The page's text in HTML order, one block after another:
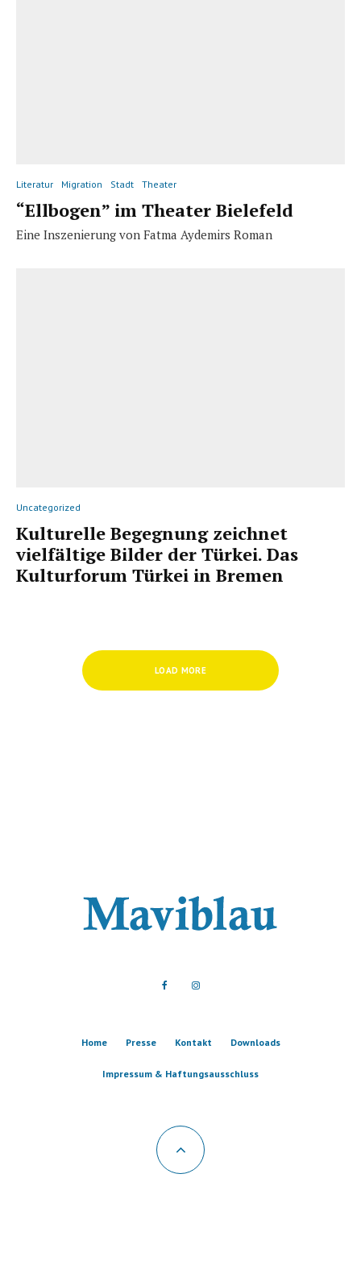
Literatur Migration Stadt Theater
“Ellbogen” im Theater Bielefeld
Eine Inszenierung von Fatma Aydemirs Roman
Uncategorized
Kulturelle Begegnung zeichnet
vielfältige Bilder der Türkei. Das
Kulturforum Türkei in Bremen
LOAD MORE
Home Presse Kontakt Downloads
Impressum & Haftungsausschluss